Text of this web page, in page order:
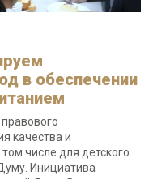
в обеспечении
качества и
числе для детского
Инициатива